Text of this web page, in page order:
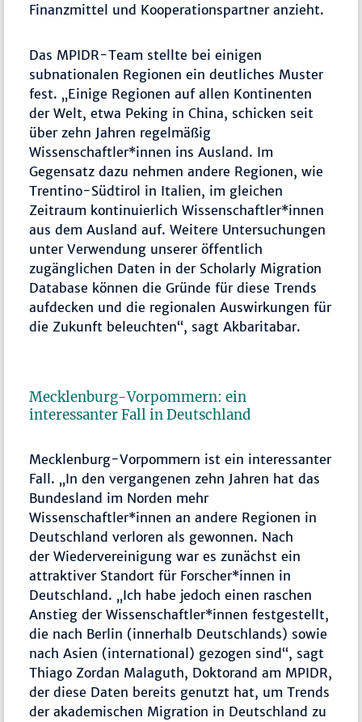
Finanzmittel und Kooperationspartner anzieht.
Das MPIDR-Team stellte bei einigen
subnationalen Regionen ein deutliches Muster
fest. „Einige Regionen auf allen Kontinenten
der Welt, etwa Peking in China, schicken seit
über zehn Jahren regelmäßig
Wissenschaftler*innen ins Ausland. Im
Gegensatz dazu nehmen andere Regionen, wie
Trentino-Südtirol in Italien, im gleichen
Zeitraum kontinuierlich Wissenschaftler*innen
aus dem Ausland auf. Weitere Untersuchungen
unter Verwendung unserer öffentlich
zugänglichen Daten in der Scholarly Migration
Database können die Gründe für diese Trends
aufdecken und die regionalen Auswirkungen für
die Zukunft beleuchten“, sagt Akbaritabar.
Mecklenburg-Vorpommern: ein
interessanter Fall in Deutschland
Mecklenburg-Vorpommern ist ein interessanter
Fall. „In den vergangenen zehn Jahren hat das
Bundesland im Norden mehr
Wissenschaftler*innen an andere Regionen in
Deutschland verloren als gewonnen. Nach
der Wiedervereinigung war es zunächst ein
attraktiver Standort für Forscher*innen in
Deutschland. „Ich habe jedoch einen raschen
Anstieg der Wissenschaftler*innen festgestellt,
die nach Berlin (innerhalb Deutschlands) sowie
nach Asien (international) gezogen sind“, sagt
Thiago Zordan Malaguth, Doktorand am MPIDR,
der diese Daten bereits genutzt hat, um Trends
der akademischen Migration in Deutschland zu